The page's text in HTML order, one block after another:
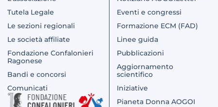
Tutela Legale
Le sezioni regionali
Le società affiliate
Fondazione Confalonieri
Ragonese
Bandi e concorsi
Comunicati
Eventi e congressi
Formazione ECM (FAD)
Linee guida
Pubblicazioni
Aggiornamento
scientifico
Iniziative
Pianeta Donna AOGOI